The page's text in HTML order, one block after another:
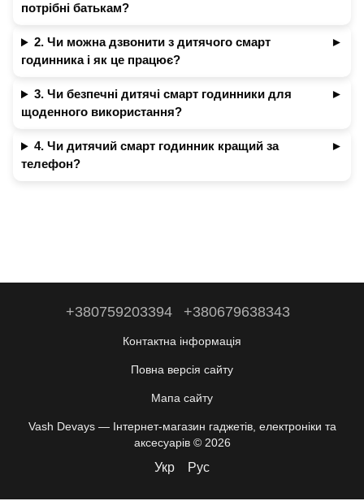
потрібні батькам?
2. Чи можна дзвонити з дитячого смарт
годинника і як це працює?
3. Чи безпечні дитячі смарт годинники для
щоденного використання?
4. Чи дитячий смарт годинник кращий за
телефон?
+380759203394 +380679638343
Контактна інформація
Повна версія сайту
Мапа сайту
Vash Devays — Інтернет-магазин гаджетів, електроніки та
аксесуарів © 2026
Укр Рус